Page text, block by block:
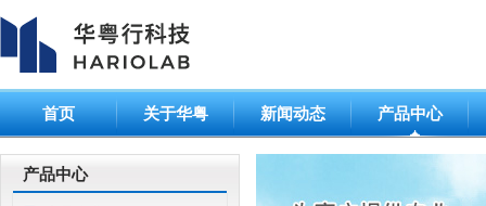
首页 关于华粤 新闻动态 产品中心
产品中心